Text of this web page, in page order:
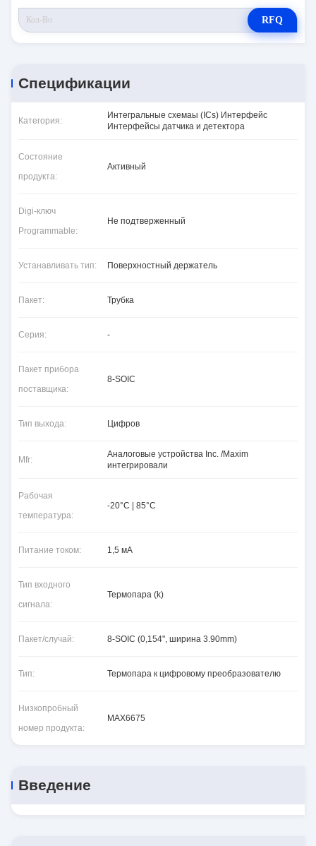
RFQ
Спецификации
Категория:
Интегральные схемаы (ICs) Интерфейс
Интерфейсы датчика и детектора
Состояние
продукта:
Активный
Digi-ключ
Programmable:
Не подтверженный
Устанавливать тип: Поверхностный держатель
Пакет: Трубка
Серия: -
Пакет прибора
поставщика:
8-SOIC
Тип выхода: Цифров
Mfr:
Аналоговые устройства Inc. /Maxim
интегрировали
Рабочая
температура:
-20°C | 85°C
Питание током: 1,5 мА
Тип входного
сигнала:
Термопара (k)
Пакет/случай: 8-SOIC (0,154", ширина 3.90mm)
Тип: Термопара к цифровому преобразователю
Низкопробный
номер продукта:
MAX6675
Введение